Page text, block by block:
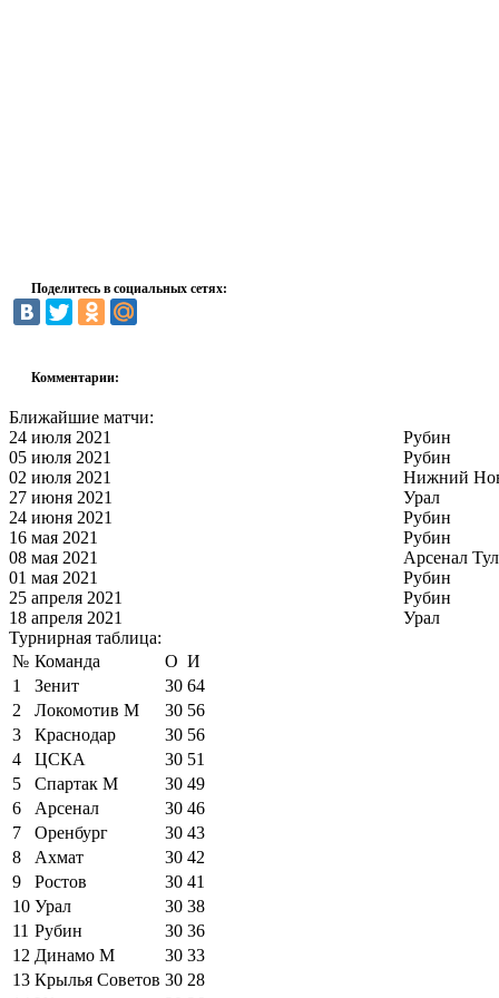
Поделитесь в социальных сетях:
Комментарии:
Ближайшие матчи:
24 июля 2021
Рубин
05 июля 2021
Рубин
02 июля 2021
Нижний
27 июня 2021
Урал
24 июня 2021
Рубин
16 мая 2021
Рубин
08 мая 2021
Арсенал
01 мая 2021
Рубин
25 апреля 2021
Рубин
18 апреля 2021
Урал
Турнирная таблица:
№ Команда О И
1
Зенит 30 64
2
Локомотив М 30 56
3
Краснодар 30 56
4
ЦСКА 30 51
5
Спартак М 30 49
6
Арсенал 30 46
7
Оренбург 30 43
8
Ахмат 30 42
9
Ростов 30 41
10 Урал 30 38
11 Рубин 30 36
12 Динамо М 30 33
13 Крылья Советов 30 28